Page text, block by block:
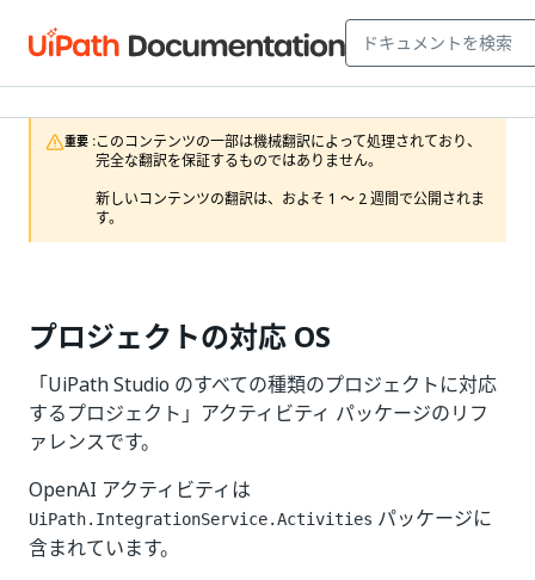
重要 :このコンテンツの一部は機械翻訳によって処理されており、
完全な翻訳を保証するものではありません。
新しいコンテンツの翻訳は、およそ 1 ～ 2 週間で公開されま
す。
プロジェクトの対応 OS
「UiPath Studio のすべての種類のプロジェクトに対応
するプロジェクト」アクティビティ パッケージのリフ
ァレンスです。
OpenAI アクティビティは
UiPath.IntegrationService.Activities パッケージに
含まれています。